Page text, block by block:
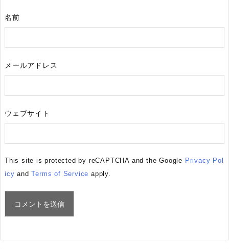
名前
メールアドレス
ウェブサイト
This site is protected by reCAPTCHA and the Google Privacy Pol
icy andTerms of Service apply.